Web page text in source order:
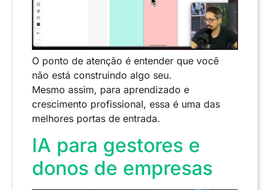
O ponto de atenção é entender que você
não está construindo algo seu.
Mesmo assim, para aprendizado e
crescimento profissional, essa é uma das
melhores portas de entrada.
IA para gestores e
donos de empresas